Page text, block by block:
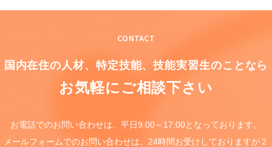
CONTACT
国内在住の人材、特定技能、技能実習生のことなら
お気軽にご相談下さい
お電話でのお問い合わせは、 平日9:00～17:00となっております。
メールフォームでのお問い合わせは、 24時間お受けしておりますが２